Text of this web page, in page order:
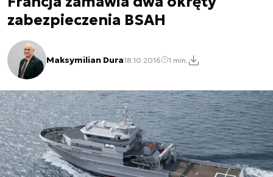
zabezpieczenia BSAH
Maksymilian Dura18.10.2016 1 min.